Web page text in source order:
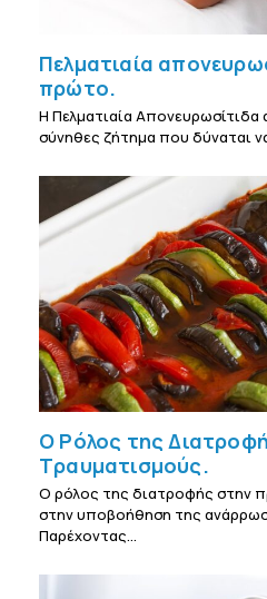
Πελματιαία
πρώτο.
Η Πελματιαία Απονευρωσίτιδα
σύνηθες ζήτημα που δύναται
Ο Ρόλος της
Τραυματισμούς.
Ο ρόλος της διατροφής στην
στην υποβοήθηση της
Παρέχοντας…